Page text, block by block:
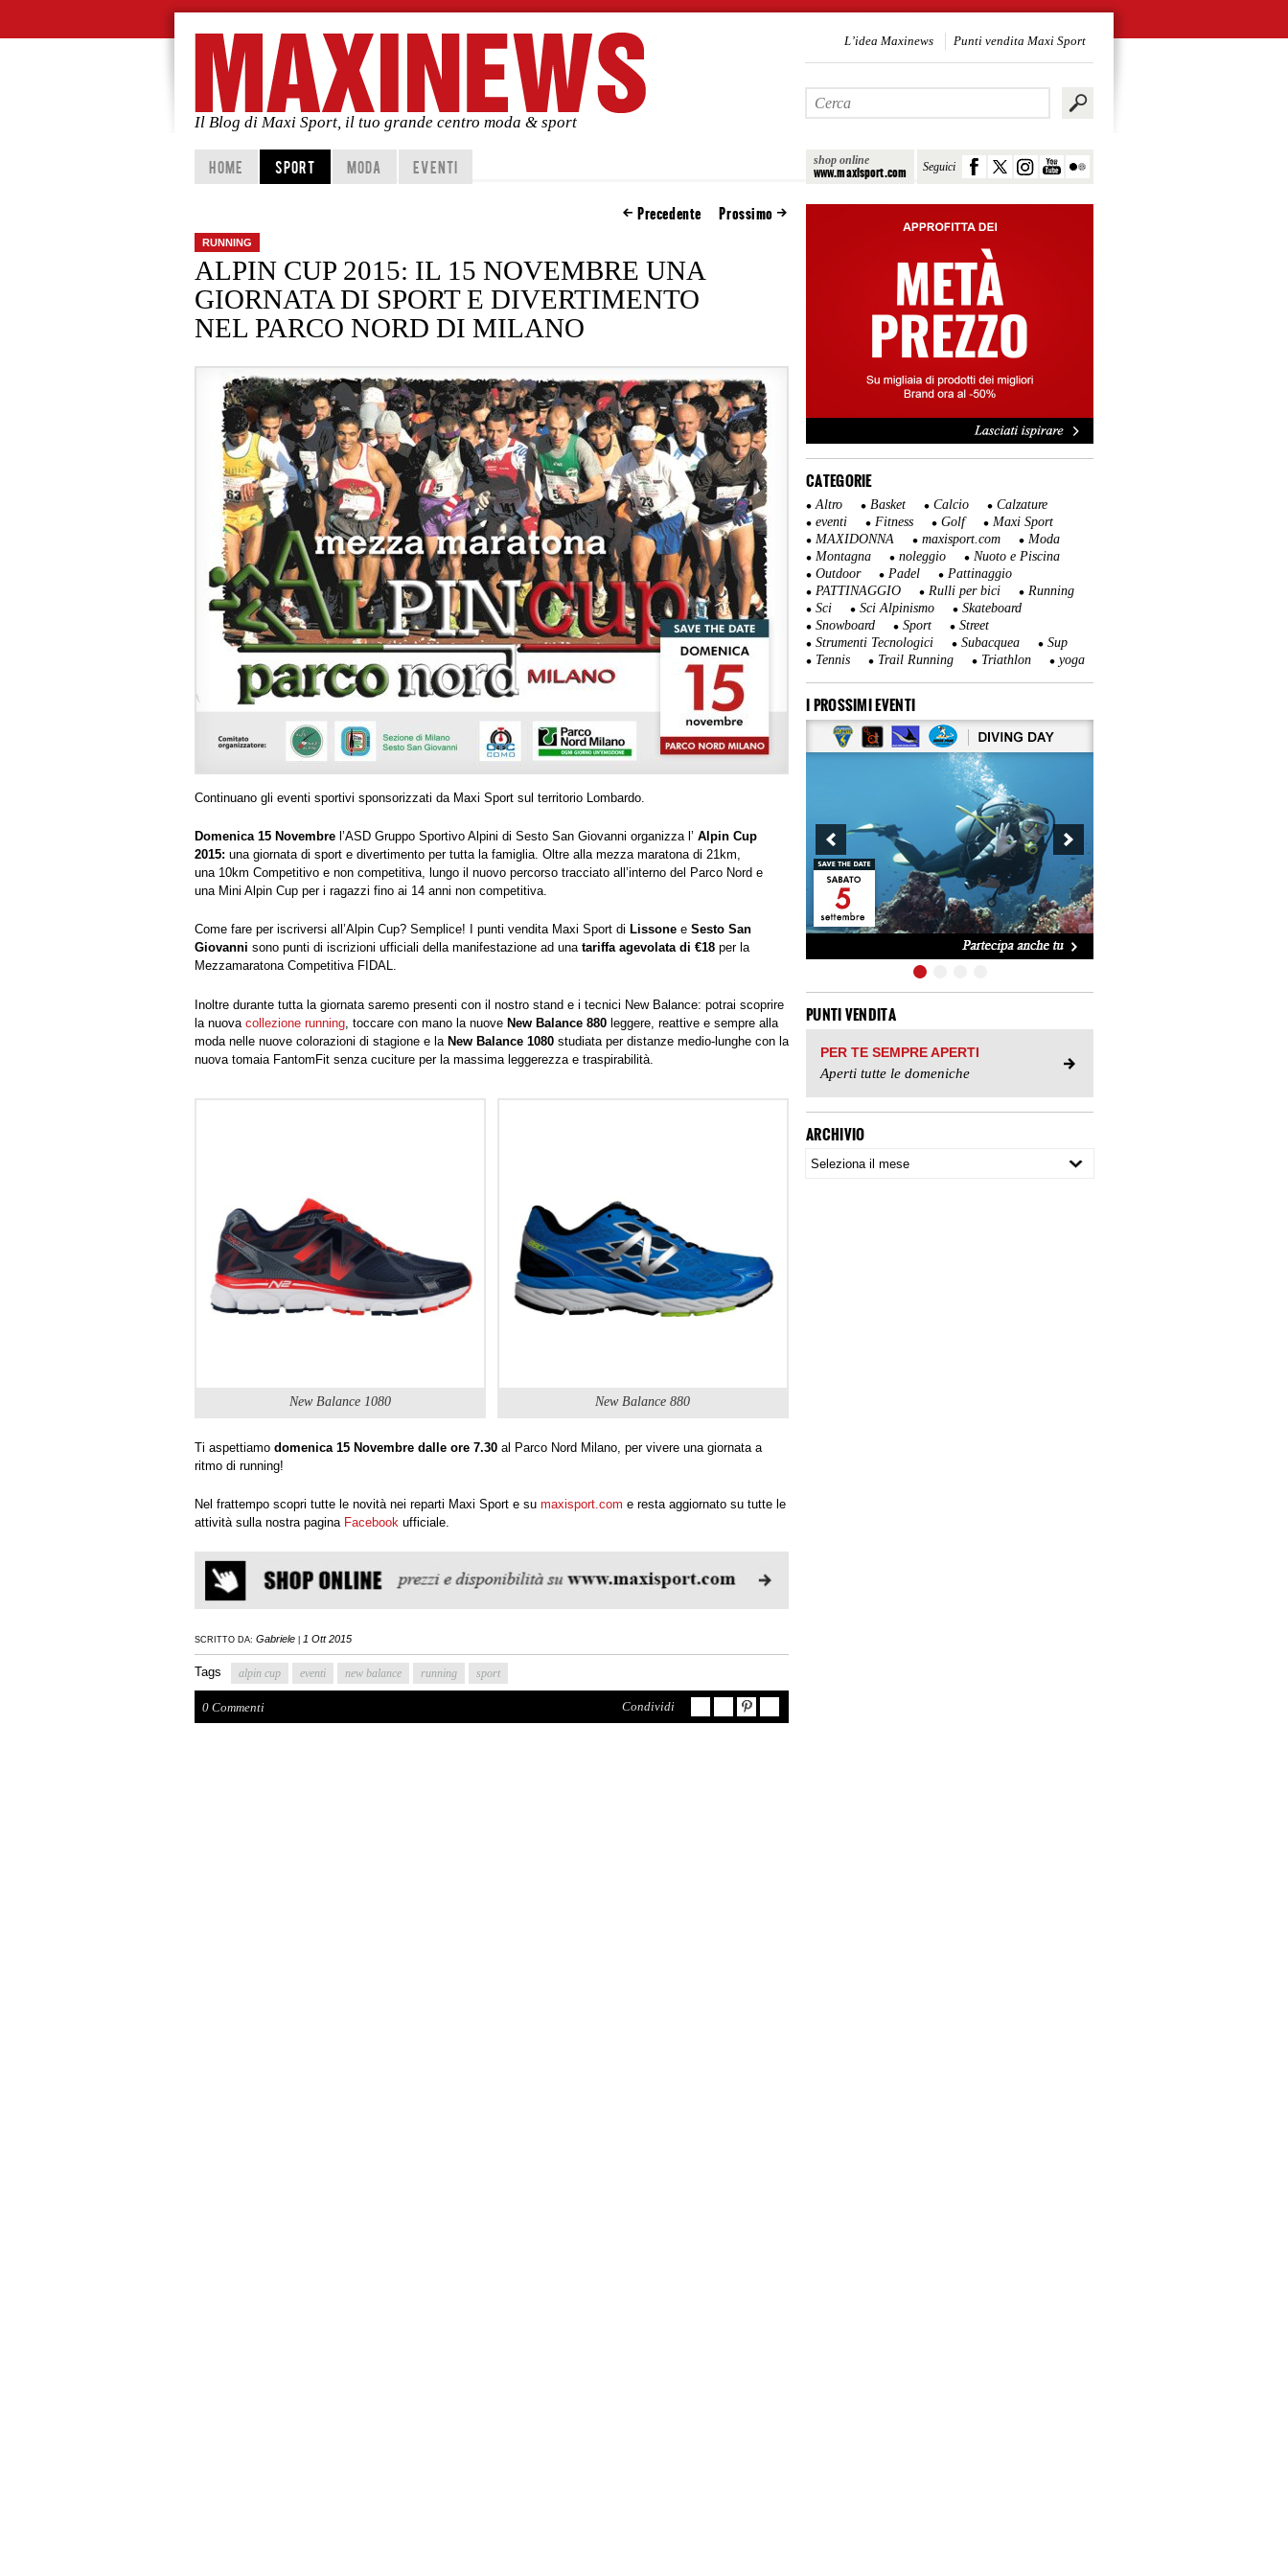
Il Blog di Maxi Sport, il tuo grande centro moda & sport
shop online
www.maxisport.com Seguici
L’idea Maxinews Punti vendita Maxi Sport
Vai al contenuto principale
Vai al contenuto secondario
HOME SPORT MODA EVENTI
Precedente Prossimo
RUNNING
ALPIN CUP 2015: IL 15 NOVEMBRE UNA
GIORNATA DI SPORT E DIVERTIMENTO
NEL PARCO NORD DI MILANO
Continuano gli eventi sportivi sponsorizzati da Maxi Sport sul territorio Lombardo.
Domenica 15 Novembre l’ASD Gruppo Sportivo Alpini di Sesto San Giovanni organizza l’ Alpin Cup
2015: una giornata di sport e divertimento per tutta la famiglia. Oltre alla mezza maratona di 21km,
una 10km Competitivo e non competitiva, lungo il nuovo percorso tracciato all’interno del Parco Nord e
una Mini Alpin Cup per i ragazzi fino ai 14 anni non competitiva.
Come fare per iscriversi all’Alpin Cup? Semplice! I punti vendita Maxi Sport di Lissone e Sesto San
Giovanni sono punti di iscrizioni ufficiali della manifestazione ad una tariffa agevolata di €18 per la
Mezzamaratona Competitiva FIDAL.
Inoltre durante tutta la giornata saremo presenti con il nostro stand e i tecnici New Balance: potrai scoprire
la nuova collezione running , toccare con mano la nuove New Balance 880 leggere, reattive e sempre alla
moda nelle nuove colorazioni di stagione e la New Balance 1080 studiata per distanze medio-lunghe con la
nuova tomaia FantomFit senza cuciture per la massima leggerezza e traspirabilità.
New Balance 1080 New Balance 880
Ti aspettiamo domenica 15 Novembre dalle ore 7.30 al Parco Nord Milano, per vivere una giornata a
ritmo di running!
Nel frattempo scopri tutte le novità nei reparti Maxi Sport e su maxisport.com e resta aggiornato su tutte le
attività sulla nostra pagina Facebook ufficiale.
SCRITTO DA: Gabriele 1 Ott 2015
Tags alpin cup eventi new balance running sport
0 Commenti Condividi
CATEGORIE
Altro Basket Calcio
Calzature
eventi
Fitness Golf
Maxi Sport
MAXIDONNA
maxisport.com
Moda
Montagna
noleggio
Nuoto e Piscina
Outdoor
Padel
Pattinaggio
PATTINAGGIO
Rulli per bici
Running
Sci
Sci Alpinismo
Skateboard
Snowboard
Sport
Street
Strumenti Tecnologici
Subacquea
Sup
Tennis
Trail Running Triathlon yoga
I PROSSIMI EVENTI
PUNTI VENDITA
PER TE SEMPRE APERTI
Aperti tutte le domeniche
ARCHIVIO